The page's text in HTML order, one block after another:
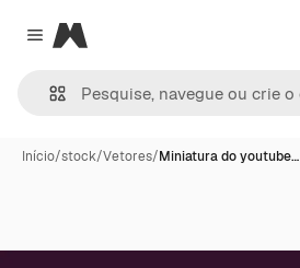
Close menu
Magnific
Início/stock/Vetores/Miniatura do youtube…